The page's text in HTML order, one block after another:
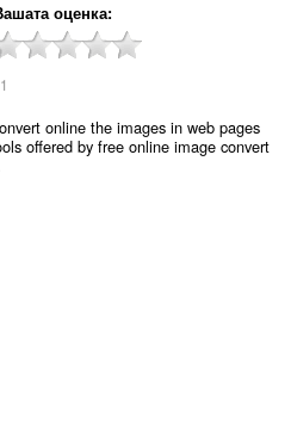
оценка
online the images in web pages
offered by free online image convert